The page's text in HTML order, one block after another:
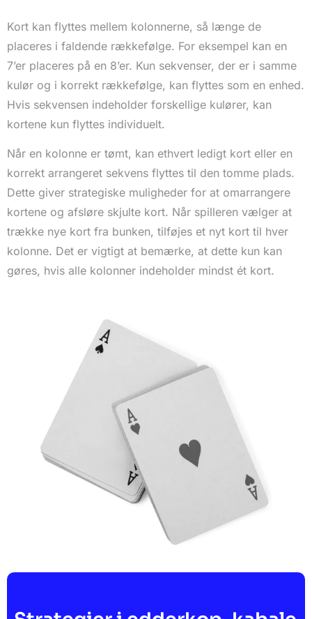
Kort kan flyttes mellem kolonnerne, så længe de
placeres i faldende rækkefølge. For eksempel kan en
7’er placeres på en 8’er. Kun sekvenser, der er i samme
kulør og i korrekt rækkefølge, kan flyttes som en enhed.
Hvis sekvensen indeholder forskellige kulører, kan
kortene kun flyttes individuelt.
Når en kolonne er tømt, kan ethvert ledigt kort eller en
korrekt arrangeret sekvens flyttes til den tomme plads.
Dette giver strategiske muligheder for at omarrangere
kortene og afsløre skjulte kort. Når spilleren vælger at
trække nye kort fra bunken, tilføjes et nyt kort til hver
kolonne. Det er vigtigt at bemærke, at dette kun kan
gøres, hvis alle kolonner indeholder mindst ét kort.